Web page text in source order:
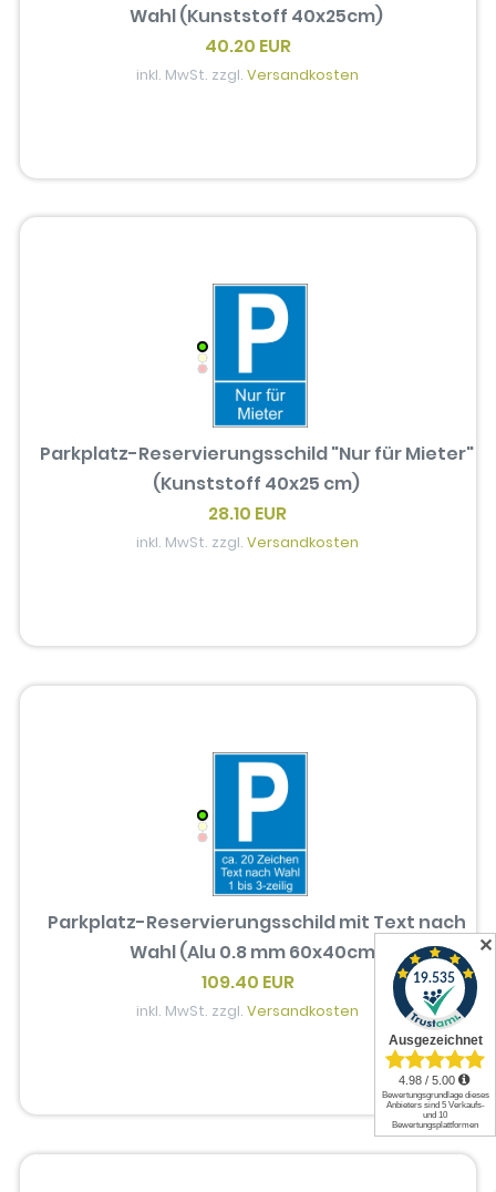
Wahl (Kunststoff 40x25cm)
40.20 EUR
inkl. MwSt. zzgl.Versandkosten
Parkplatz-Reservierungsschild "Nur für Mieter"
(Kunststoff 40x25 cm)
28.10 EUR
inkl. MwSt. zzgl.Versandkosten
Parkplatz-Reservierungsschild mit Text nach
Wahl (Alu 0.8 mm 60x40cm)
109.40 EUR
inkl. MwSt. zzgl.Versandkosten
✕